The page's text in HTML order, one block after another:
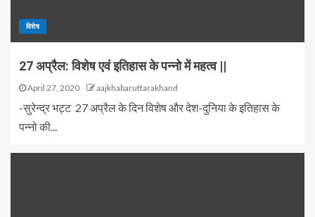
विशेष
27 अप्रैल: विशेष एवं इतिहास के पन्नो में महत्व ||
April 27, 2020 aajkhabaruttarakhand
-सुरेन्द्र भट्ट 27 अप्रैल के दिन विशेष और देश-दुनिया के इतिहास के
पन्नो की...